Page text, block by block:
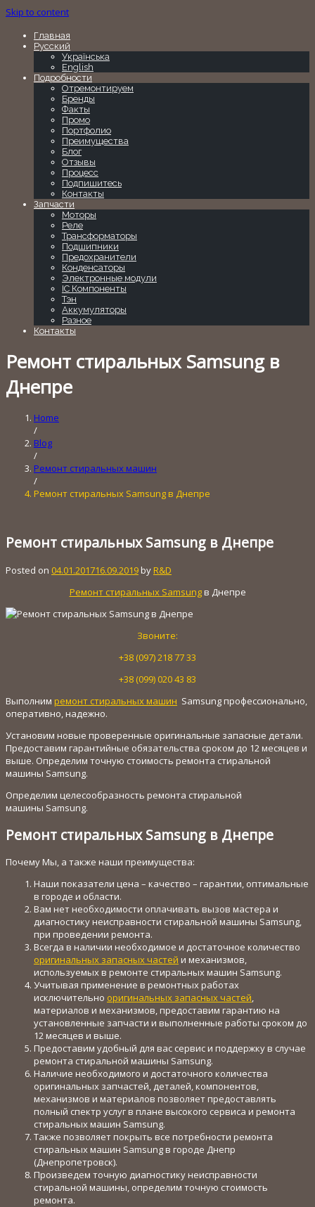
Skip to content
Главная
Русский
Українська
English
Подробности
Отремонтируем
Бренды
Факты
Промо
Портфолио
Преимущества
Блог
Отзывы
Процесс
Подпишитесь
Контакты
Запчасти
Моторы
Реле
Трансформаторы
Подшипники
Предохранители
Конденсаторы
Электронные модули
IC Компоненты
Тэн
Аккумуляторы
Разное
Контакты
Ремонт стиральных Samsung в
Днепре
Home
/
Blog
/
Ремонт стиральных машин
/
Ремонт стиральных Samsung в Днепре
Ремонт стиральных Samsung в Днепре
Posted on 04.01.201716.09.2019by R&D
Ремонт стиральных Samsungв Днепре
Звоните:
+38 (097) 218 77 33
+38 (099) 020 43 83
Выполним ремонт стиральных машин Samsung профессионально,
оперативно, надежно.
Установим новые проверенные оригинальные запасные детали.
Предоставим гарантийные обязательства сроком до 12 месяцев и
выше. Определим точную стоимость ремонта стиральной
машины Samsung.
Определим целесообразность ремонта стиральной
машины Samsung.
Ремонт стиральных Samsung в Днепре
Почему Мы, а также наши преимущества:
Наши показатели цена – качество – гарантии, оптимальные
в городе и области.
Вам нет необходимости оплачивать вызов мастера и
диагностику неисправности стиральной машины Samsung,
при проведении ремонта.
Всегда в наличии необходимое и достаточное количество
оригинальных запасных частей и механизмов,
используемых в ремонте стиральных машин Samsung.
Учитывая применение в ремонтных работах
исключительно оригинальных запасных частей,
материалов и механизмов, предоставим гарантию на
установленные запчасти и выполненные работы сроком до
12 месяцев и выше.
Предоставим удобный для вас сервис и поддержку в случае
ремонта стиральной машины Samsung.
Наличие необходимого и достаточного количества
оригинальных запчастей, деталей, компонентов,
механизмов и материалов позволяет предоставлять
полный спектр услуг в плане высокого сервиса и ремонта
стиральных машин Samsung.
Также позволяет покрыть все потребности ремонта
стиральных машин Samsung в городе Днепр
(Днепропетровск).
Произведем точную диагностику неисправности
стиральной машины, определим точную стоимость
ремонта.